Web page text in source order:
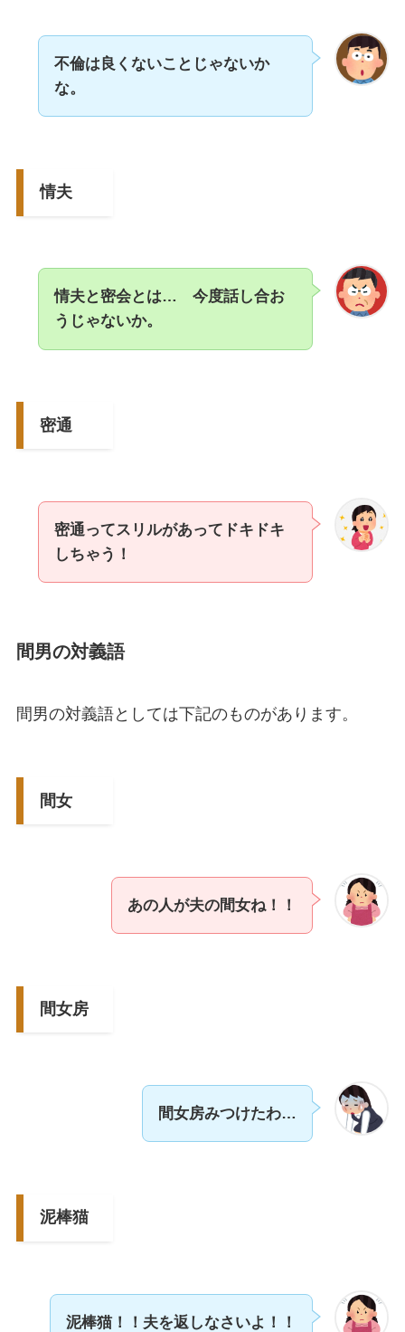
不倫は良くないことじゃないか
な。
情夫
情夫と密会とは… 今度話し合お
うじゃないか。
密通
密通ってスリルがあってドキドキ
しちゃう！
間男の対義語
間男の対義語としては下記のものがあります。
間女
あの人が夫の間女ね！！
間女房
間女房みつけたわ…
泥棒猫
泥棒猫！！夫を返しなさいよ！！